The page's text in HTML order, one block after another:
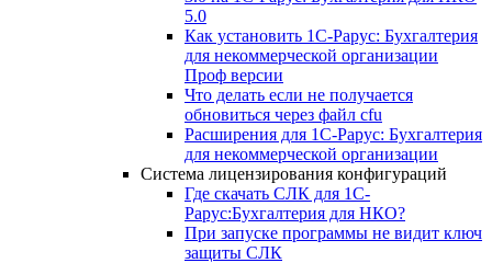
5.0
Как установить 1С-Рарус: Бухгалтерия
для некоммерческой организации
Проф версии
Что делать если не получается
обновиться через файл cfu
Расширения для 1С-Рарус: Бухгалтерия
для некоммерческой организации
Система лицензирования конфигураций
Где скачать СЛК для 1С-
Рарус:Бухгалтерия для НКО?
При запуске программы не видит ключ
защиты СЛК